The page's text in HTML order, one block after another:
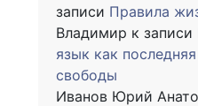
записи Правила
Владимир к записи
язык как
свободы
Иванов Юрий